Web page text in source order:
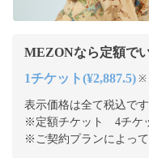
MEZONなら定額で
1チケット(¥2,887.5) ※
表示価格は全て税込です
※定額チケット 4チケ
※ご契約プランによっ